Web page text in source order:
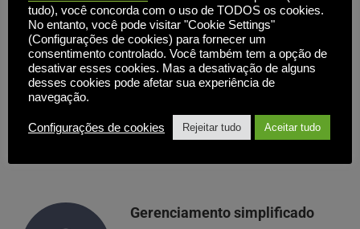
Segurança abrangente
O Enterprise Secure Gateway da
Inuvika fornece acesso remoto
instantâneo sem a necessidade de
VPNs ou portas de segurança
Gerenciamento simplificado
tudo), você concorda com o uso de TODOS os cookies.
No entanto, você pode visitar "Cookie Settings"
(Configurações de cookies) para fornecer um
consentimento controlado. Você também tem a opção de
desativar esses cookies. Mas a desativação de alguns
desses cookies pode afetar sua experiência de
navegação.
Configurações de cookies Rejeitar tudo Aceitar tudo